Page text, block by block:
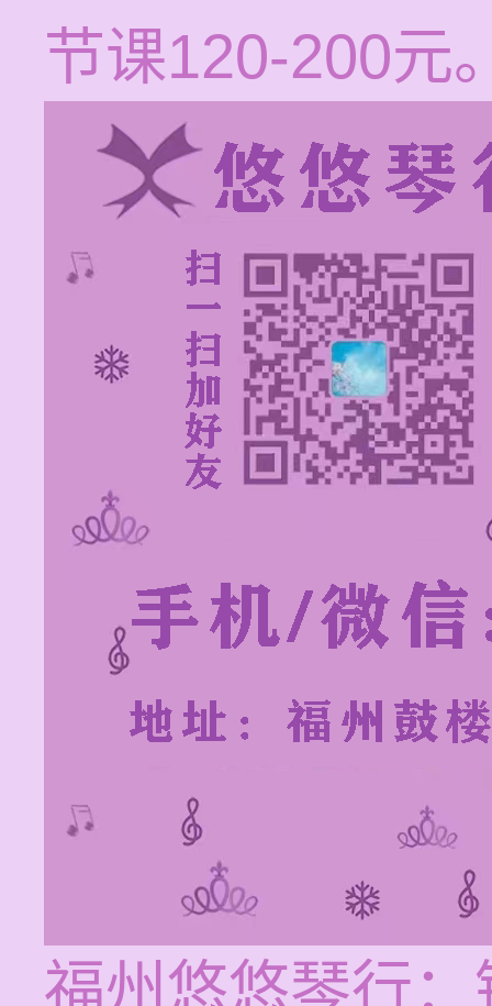
节课120-200元
福州悠悠琴行